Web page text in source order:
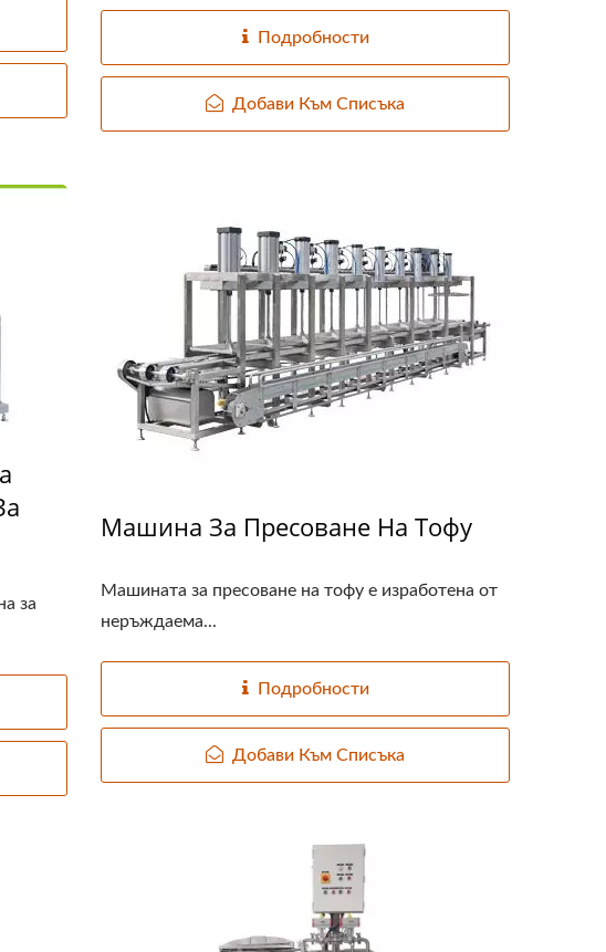
Подробности
Добави Към Списъка
за
Машина За Пресоване На Тофу
Машината за пресоване на тофу е изработена от
неръждаема...
Подробности
Добави Към Списъка